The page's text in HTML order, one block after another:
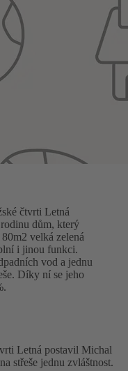
čtvrti Letná
dům, který
velká zelená
i jinou funkci.
vod a jednu
Díky ní se jeho
Letná postavil Michal
střeše jednu zvláštnost.